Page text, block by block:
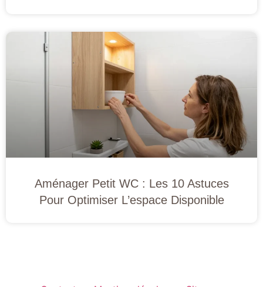
Aménager Petit WC : Les 10 Astuces
Pour Optimiser L’espace Disponible